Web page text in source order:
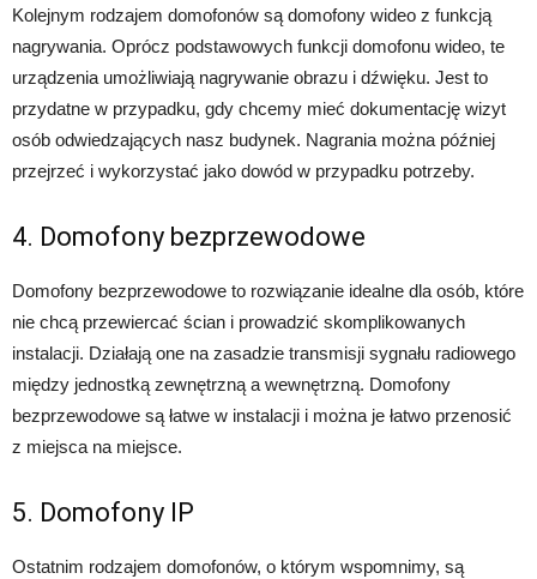
Kolejnym rodzajem domofonów są domofony wideo z funkcją
nagrywania. Oprócz podstawowych funkcji domofonu wideo, te
urządzenia umożliwiają nagrywanie obrazu i dźwięku. Jest to
przydatne w przypadku, gdy chcemy mieć dokumentację wizyt
osób odwiedzających nasz budynek. Nagrania można później
przejrzeć i wykorzystać jako dowód w przypadku potrzeby.
4. Domofony bezprzewodowe
Domofony bezprzewodowe to rozwiązanie idealne dla osób, które
nie chcą przewiercać ścian i prowadzić skomplikowanych
instalacji. Działają one na zasadzie transmisji sygnału radiowego
między jednostką zewnętrzną a wewnętrzną. Domofony
bezprzewodowe są łatwe w instalacji i można je łatwo przenosić
z miejsca na miejsce.
5. Domofony IP
Ostatnim rodzajem domofonów, o którym wspomnimy, są